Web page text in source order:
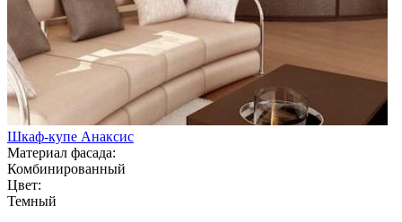
Шкаф-купе Анаксис
Материал фасада:
Комбинированный
Цвет:
Темный